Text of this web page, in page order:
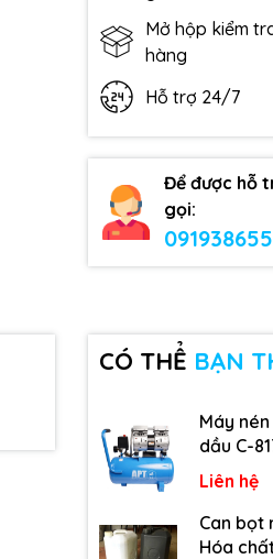
Mở hộp kiểm
hàng
Hỗ trợ 24/7
Để được hỗ
gọi:
CÓ THỂ BẠN
Máy
dầu C-
9L )
Liên hệ
Can bọt
Hóa